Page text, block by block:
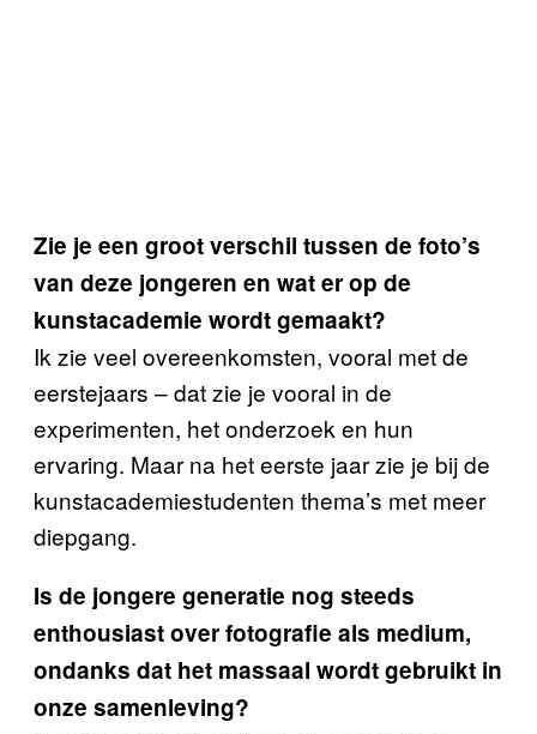
Zie je een groot verschil tussen de foto’s
van deze jongeren en wat er op de
kunstacademie wordt gemaakt?
Ik zie veel overeenkomsten, vooral met de
eerstejaars – dat zie je vooral in de
experimenten, het onderzoek en hun
ervaring. Maar na het eerste jaar zie je bij de
kunstacademiestudenten thema’s met meer
diepgang.
Is de jongere generatie nog steeds
enthousiast over fotografie als medium,
ondanks dat het massaal wordt gebruikt in
onze samenleving?